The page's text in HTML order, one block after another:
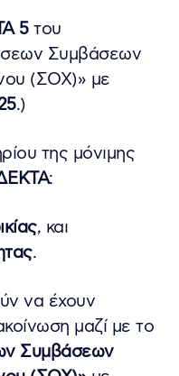
5του
Συμβάσεων
(ΣΟΧ)» με
.)
της μόνιμης
:
, και
.
να έχουν
μαζί με το
Συμβάσεων